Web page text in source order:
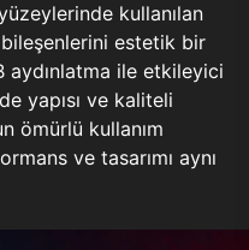
kullanılan
estetik bir
aydınlatma ile etkileyici
yapısı ve kaliteli
ömürlü kullanım
ve tasarımı aynı